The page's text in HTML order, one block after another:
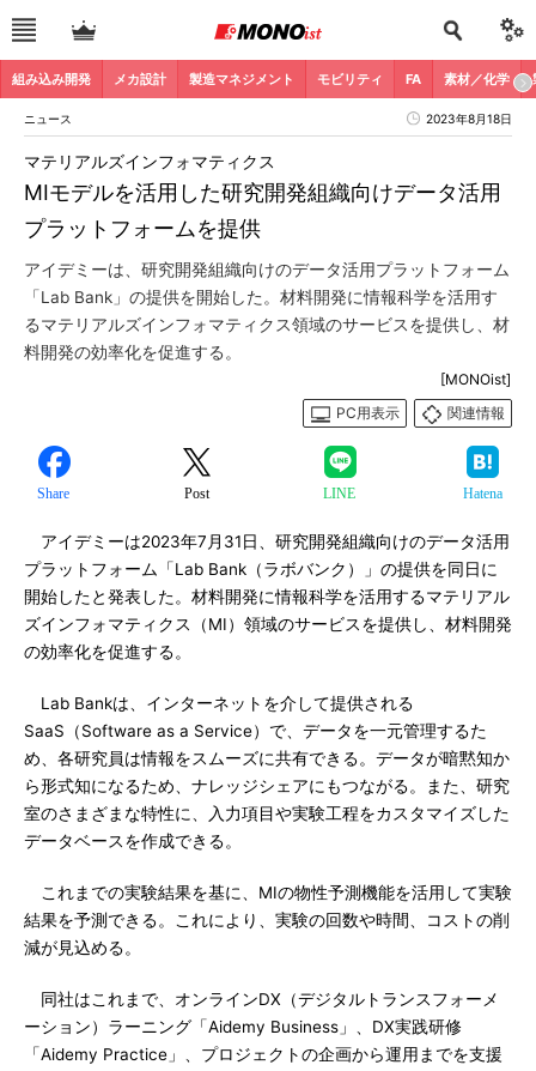
組み込み開発 メカ設計 製造マネジメント モビリティ FA 素材／化学
ニュース 2023年8月18日
MIモデルを活用した研究開発組織向けデータ活用
プラットフォームを提供
マテリアルズインフォマティクス
アイデミーは、研究開発組織向けのデータ活用プラットフォーム
「Lab Bank」の提供を開始した。材料開発に情報科学を活用す
るマテリアルズインフォマティクス領域のサービスを提供し、材
料開発の効率化を促進する。
[MONOist]
PC用表示
関連情報
Share Post LINE Hatena
アイデミーは2023年7月31日、研究開発組織向けのデータ活用
プラットフォーム「Lab Bank（ラボバンク）」の提供を同日に
開始したと発表した。材料開発に情報科学を活用するマテリアル
ズインフォマティクス（MI）領域のサービスを提供し、材料開発
の効率化を促進する。
Lab Bankは、インターネットを介して提供される
SaaS（Software as a Service）で、データを一元管理するた
め、各研究員は情報をスムーズに共有できる。データが暗黙知か
ら形式知になるため、ナレッジシェアにもつながる。また、研究
室のさまざまな特性に、入力項目や実験工程をカスタマイズした
データベースを作成できる。
これまでの実験結果を基に、MIの物性予測機能を活用して実験
結果を予測できる。これにより、実験の回数や時間、コストの削
減が見込める。
同社はこれまで、オンラインDX（デジタルトランスフォーメ
ーション）ラーニング「Aidemy Business」、DX実践研修
「Aidemy Practice」、プロジェクトの企画から運用までを支援